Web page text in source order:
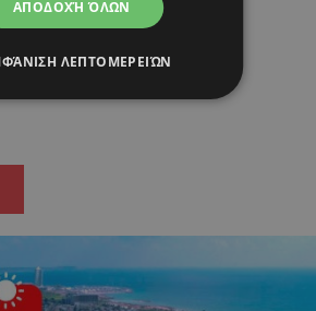
ΑΠΟΔΟΧΉ ΌΛΩΝ
ΛΕΠΤΟΜΕΡΕΙΏΝ